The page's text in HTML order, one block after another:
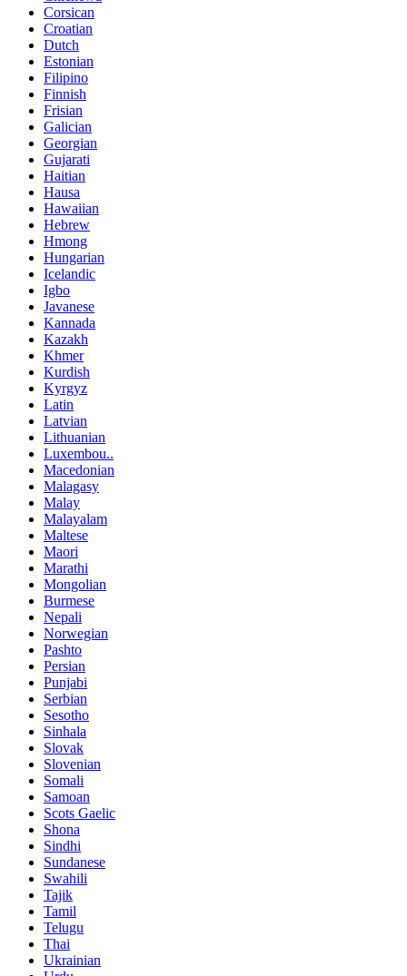
Corsican
Croatian
Dutch
Estonian
Filipino
Finnish
Frisian
Galician
Georgian
Gujarati
Haitian
Hausa
Hawaiian
Hebrew
Hmong
Hungarian
Icelandic
Igbo
Javanese
Kannada
Kazakh
Khmer
Kurdish
Kyrgyz
Latin
Latvian
Lithuanian
Luxembou..
Macedonian
Malagasy
Malay
Malayalam
Maltese
Maori
Marathi
Mongolian
Burmese
Nepali
Norwegian
Pashto
Persian
Punjabi
Serbian
Sesotho
Sinhala
Slovak
Slovenian
Somali
Samoan
Scots Gaelic
Shona
Sindhi
Sundanese
Swahili
Tajik
Tamil
Telugu
Thai
Ukrainian